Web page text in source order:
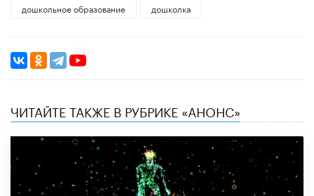
дошкольное образование
дошколка
ЧИТАЙТЕ ТАКЖЕ В РУБРИКЕ «АНОНС»